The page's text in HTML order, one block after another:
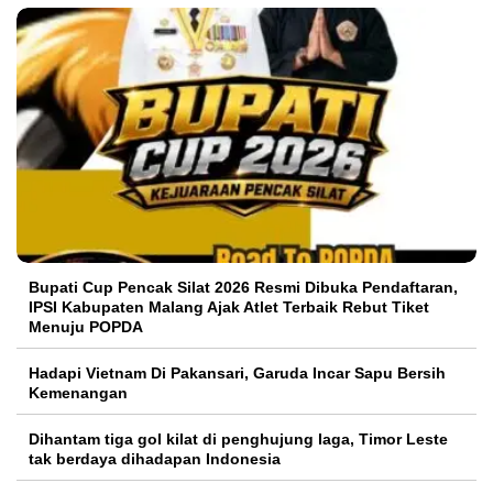
Bupati Cup Pencak Silat 2026 Resmi Dibuka Pendaftaran,
IPSI Kabupaten Malang Ajak Atlet Terbaik Rebut Tiket
Menuju POPDA
Hadapi Vietnam Di Pakansari, Garuda Incar Sapu Bersih
Kemenangan
Dihantam tiga gol kilat di penghujung laga, Timor Leste
tak berdaya dihadapan Indonesia